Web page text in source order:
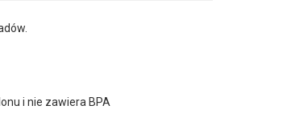
i nie zawiera BPA